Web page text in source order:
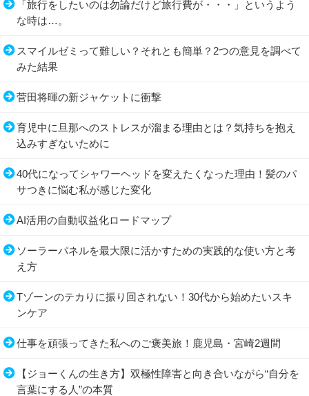
「旅行をしたいのは勿論だけど旅行費が・・・」というよう
な時は…。
スマイルゼミって難しい？それとも簡単？2つの意見を調べて
みた結果
菅田将暉の新ジャケットに衝撃
育児中に旦那へのストレスが溜まる理由とは？気持ちを抱え
込みすぎないために
40代になってシャワーヘッドを変えたくなった理由！髪のパ
サつきに悩む私が感じた変化
AI活用の自動収益化ロードマップ
ソーラーパネルを最大限に活かすための実践的な使い方と考
え方
Tゾーンのテカりに振り回されない！30代から始めたいスキ
ンケア
仕事を頑張ってきた私へのご褒美旅！鹿児島・宮崎2週間
【ジョーくんの生き方】双極性障害と向き合いながら“自分を
言葉にする人”の本質